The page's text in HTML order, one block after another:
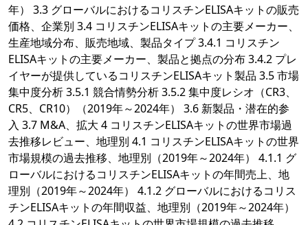
年） 3.3 グローバルにおけるコリスチンELISAキットの販売
価格、企業別 3.4 コリスチンELISAキットの主要メーカー、
生産地域分布、販売地域、製品タイプ 3.4.1 コリスチン
ELISAキットの主要メーカー、製品と拠点の分布 3.4.2 プレ
イヤーが提供しているコリスチンELISAキット製品 3.5 市場
集中度分析 3.5.1 競合情勢分析 3.5.2 集中度レシオ（CR3、
CR5、CR10）（2019年～2024年） 3.6 新製品・潜在的参
入 3.7 M&A、拡大 4 コリスチンELISAキットの世界市場過
去推移レビュー、地理別 4.1 コリスチンELISAキットの世界
市場規模の過去推移、地理別（2019年～2024年） 4.1.1 グ
ローバルにおけるコリスチンELISAキットの年間売上、地
理別（2019年～2024年） 4.1.2 グローバルにおけるコリス
チンELISAキットの年間収益、地理別（2019年～2024年）